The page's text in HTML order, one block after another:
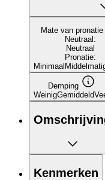
Mate van pronatie
Neutraal:
Neutraal
Pronatie:
Minimaal
Demping
WeinigGemiddeld
Kenmerken